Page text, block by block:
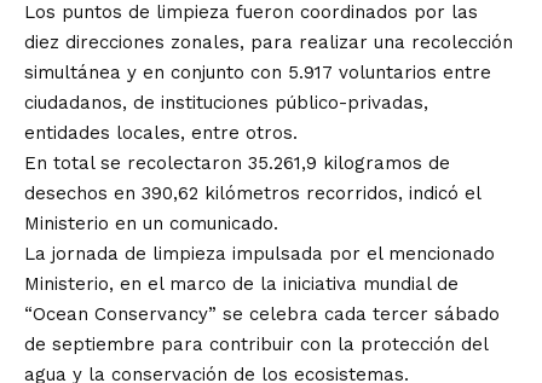
Los puntos de limpieza fueron coordinados por las
diez direcciones zonales, para realizar una recolección
simultánea y en conjunto con 5.917 voluntarios entre
ciudadanos, de instituciones público-privadas,
entidades locales, entre otros.
En total se recolectaron 35.261,9 kilogramos de
desechos en 390,62 kilómetros recorridos, indicó el
Ministerio en un comunicado.
La jornada de limpieza impulsada por el mencionado
Ministerio, en el marco de la iniciativa mundial de
“Ocean Conservancy” se celebra cada tercer sábado
de septiembre para contribuir con la protección del
agua y la conservación de los ecosistemas.